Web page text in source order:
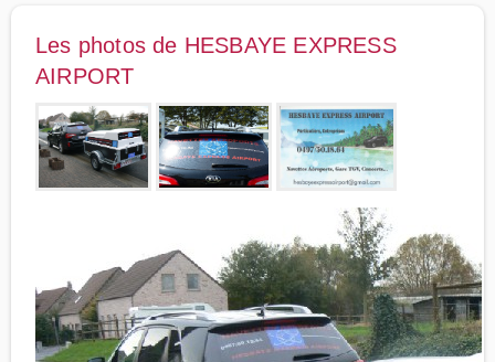
Les photos de HESBAYE EXPRESS
AIRPORT